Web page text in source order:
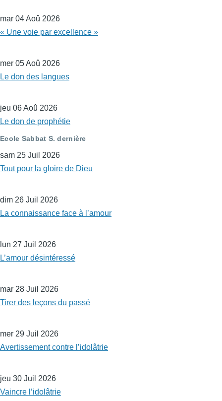
mar 04 Aoû 2026
« Une voie par excellence »
mer 05 Aoû 2026
Le don des langues
jeu 06 Aoû 2026
Le don de prophétie
Ecole Sabbat S. dernière
sam 25 Juil 2026
Tout pour la gloire de Dieu
dim 26 Juil 2026
La connaissance face à l’amour
lun 27 Juil 2026
L’amour désintéressé
mar 28 Juil 2026
Tirer des leçons du passé
mer 29 Juil 2026
Avertissement contre l’idolâtrie
jeu 30 Juil 2026
Vaincre l’idolâtrie